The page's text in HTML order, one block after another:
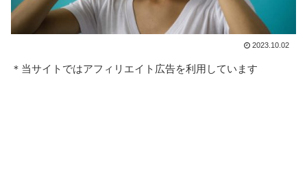
2023.10.02
＊当サイトではアフィリエイト広告を利用しています